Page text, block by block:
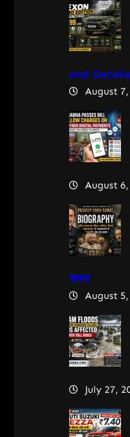
and
August
August
सफर
August
July 27,